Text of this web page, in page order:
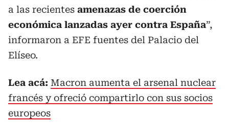
a las recientes amenazas de coerción
económica lanzadas ayer contra España”,
informaron a EFE fuentes del Palacio del
Elíseo.
Lea acá: Macron aumenta el arsenal nuclear
francés y ofreció compartirlo con sus socios
europeos